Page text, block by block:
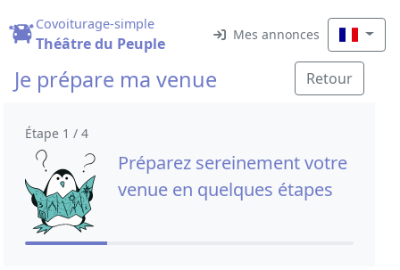
Covoiturage-simple
Théâtre du Peuple Mes annonces
Je prépare ma venue Retour
Étape 1 / 4
Préparez sereinement votre
venue en quelques étapes